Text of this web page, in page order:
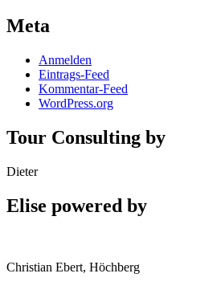
Meta
Anmelden
Eintrags-Feed
Kommentar-Feed
WordPress.org
Tour Consulting by
Dieter
Elise powered by
Christian Ebert, Höchberg